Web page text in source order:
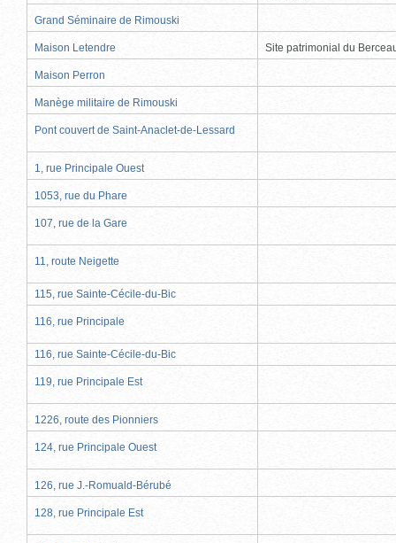
Grand Séminaire de Rimouski
Maison Letendre Site patrimonial du
Maison Perron
Manège militaire de Rimouski
Pont couvert de Saint-Anaclet-de-Lessard
1, rue Principale Ouest
1053, rue du Phare
107, rue de la Gare
11, route Neigette
115, rue Sainte-Cécile-du-Bic
116, rue Principale
116, rue Sainte-Cécile-du-Bic
119, rue Principale Est
1226, route des Pionniers
124, rue Principale Ouest
126, rue J.-Romuald-Bérubé
128, rue Principale Est